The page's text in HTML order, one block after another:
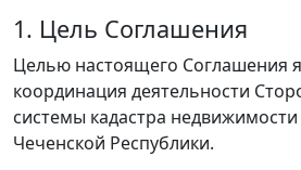
1. Цель Соглашения
Целью настоящего Соглашения
координация деятельности
системы кадастра
Чеченской Республики.